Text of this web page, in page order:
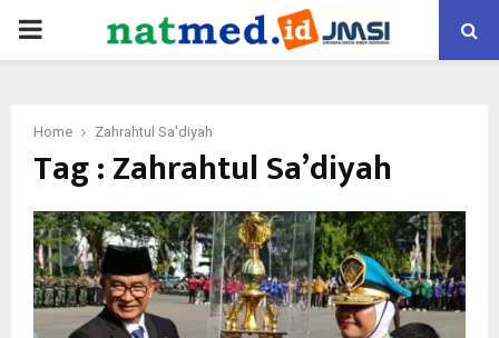
PRIMARY
Home Zahrahtul Sa'diyah
Tag : Zahrahtul Sa’diyah